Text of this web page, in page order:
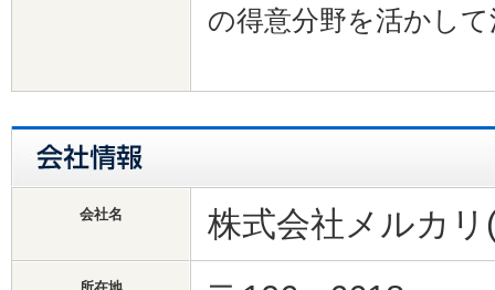
の得意分野を活かし
会社名 株式会社メルカ